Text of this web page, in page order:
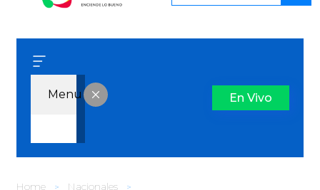
Menu En Vivo
Home
Nacionales